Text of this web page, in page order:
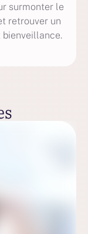
surmonter le
retrouver un